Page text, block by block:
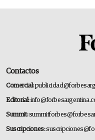
Contactos
Comercial:
Editorial:
Summit:
Suscripciones: